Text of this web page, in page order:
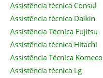
Assistência técnica Consul
Assistência técnica Daikin
Assistência Técnica Fujitsu
Assistência técnica Hitachi
Assistência Técnica Komeco
Assistência técnica Lg